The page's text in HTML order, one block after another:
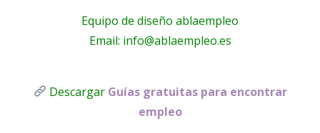
Equipo de diseño ablaempleo
Email: info@ablaempleo.es
Descargar Guías gratuitas para encontrar
empleo